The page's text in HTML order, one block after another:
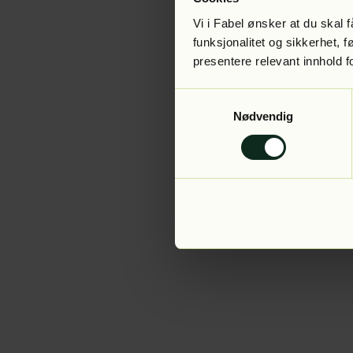
Vi i Fabel ønsker at du skal
funksjonalitet og sikkerhet,
presentere relevant innhold
Nødvendig
Application